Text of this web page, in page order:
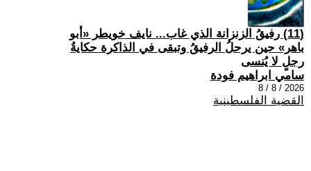
(11) رفيقُ الزنزانة الذي غاب... نايف خويطر «أبو
باهر» حين يرحلُ الرفيقُ وتبقى في الذاكرة حكايةُ
رجلٍ لا يُنسى
سامي ابراهيم فودة
2026 / 8 / 8
القضية الفلسطينية